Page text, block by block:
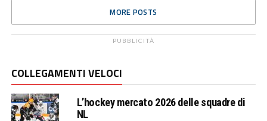
MORE POSTS
PUBBLICITÀ
COLLEGAMENTI VELOCI
L’hockey mercato 2026 delle squadre di
NL